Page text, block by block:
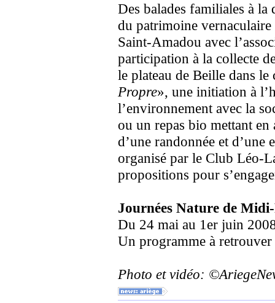
Des balades familiales à
du patrimoine
Saint-Amadou avec
participation à la collecte
le plateau de Beille dans le
Propre», une initiation à
l’environnement avec la
ou un repas bio mettant
d’une randonnée et
organisé par le Club Léo-
propositions pour
Journées Nature de
Du 24 mai au 1er juin
Un programme à
Photo et vidéo: